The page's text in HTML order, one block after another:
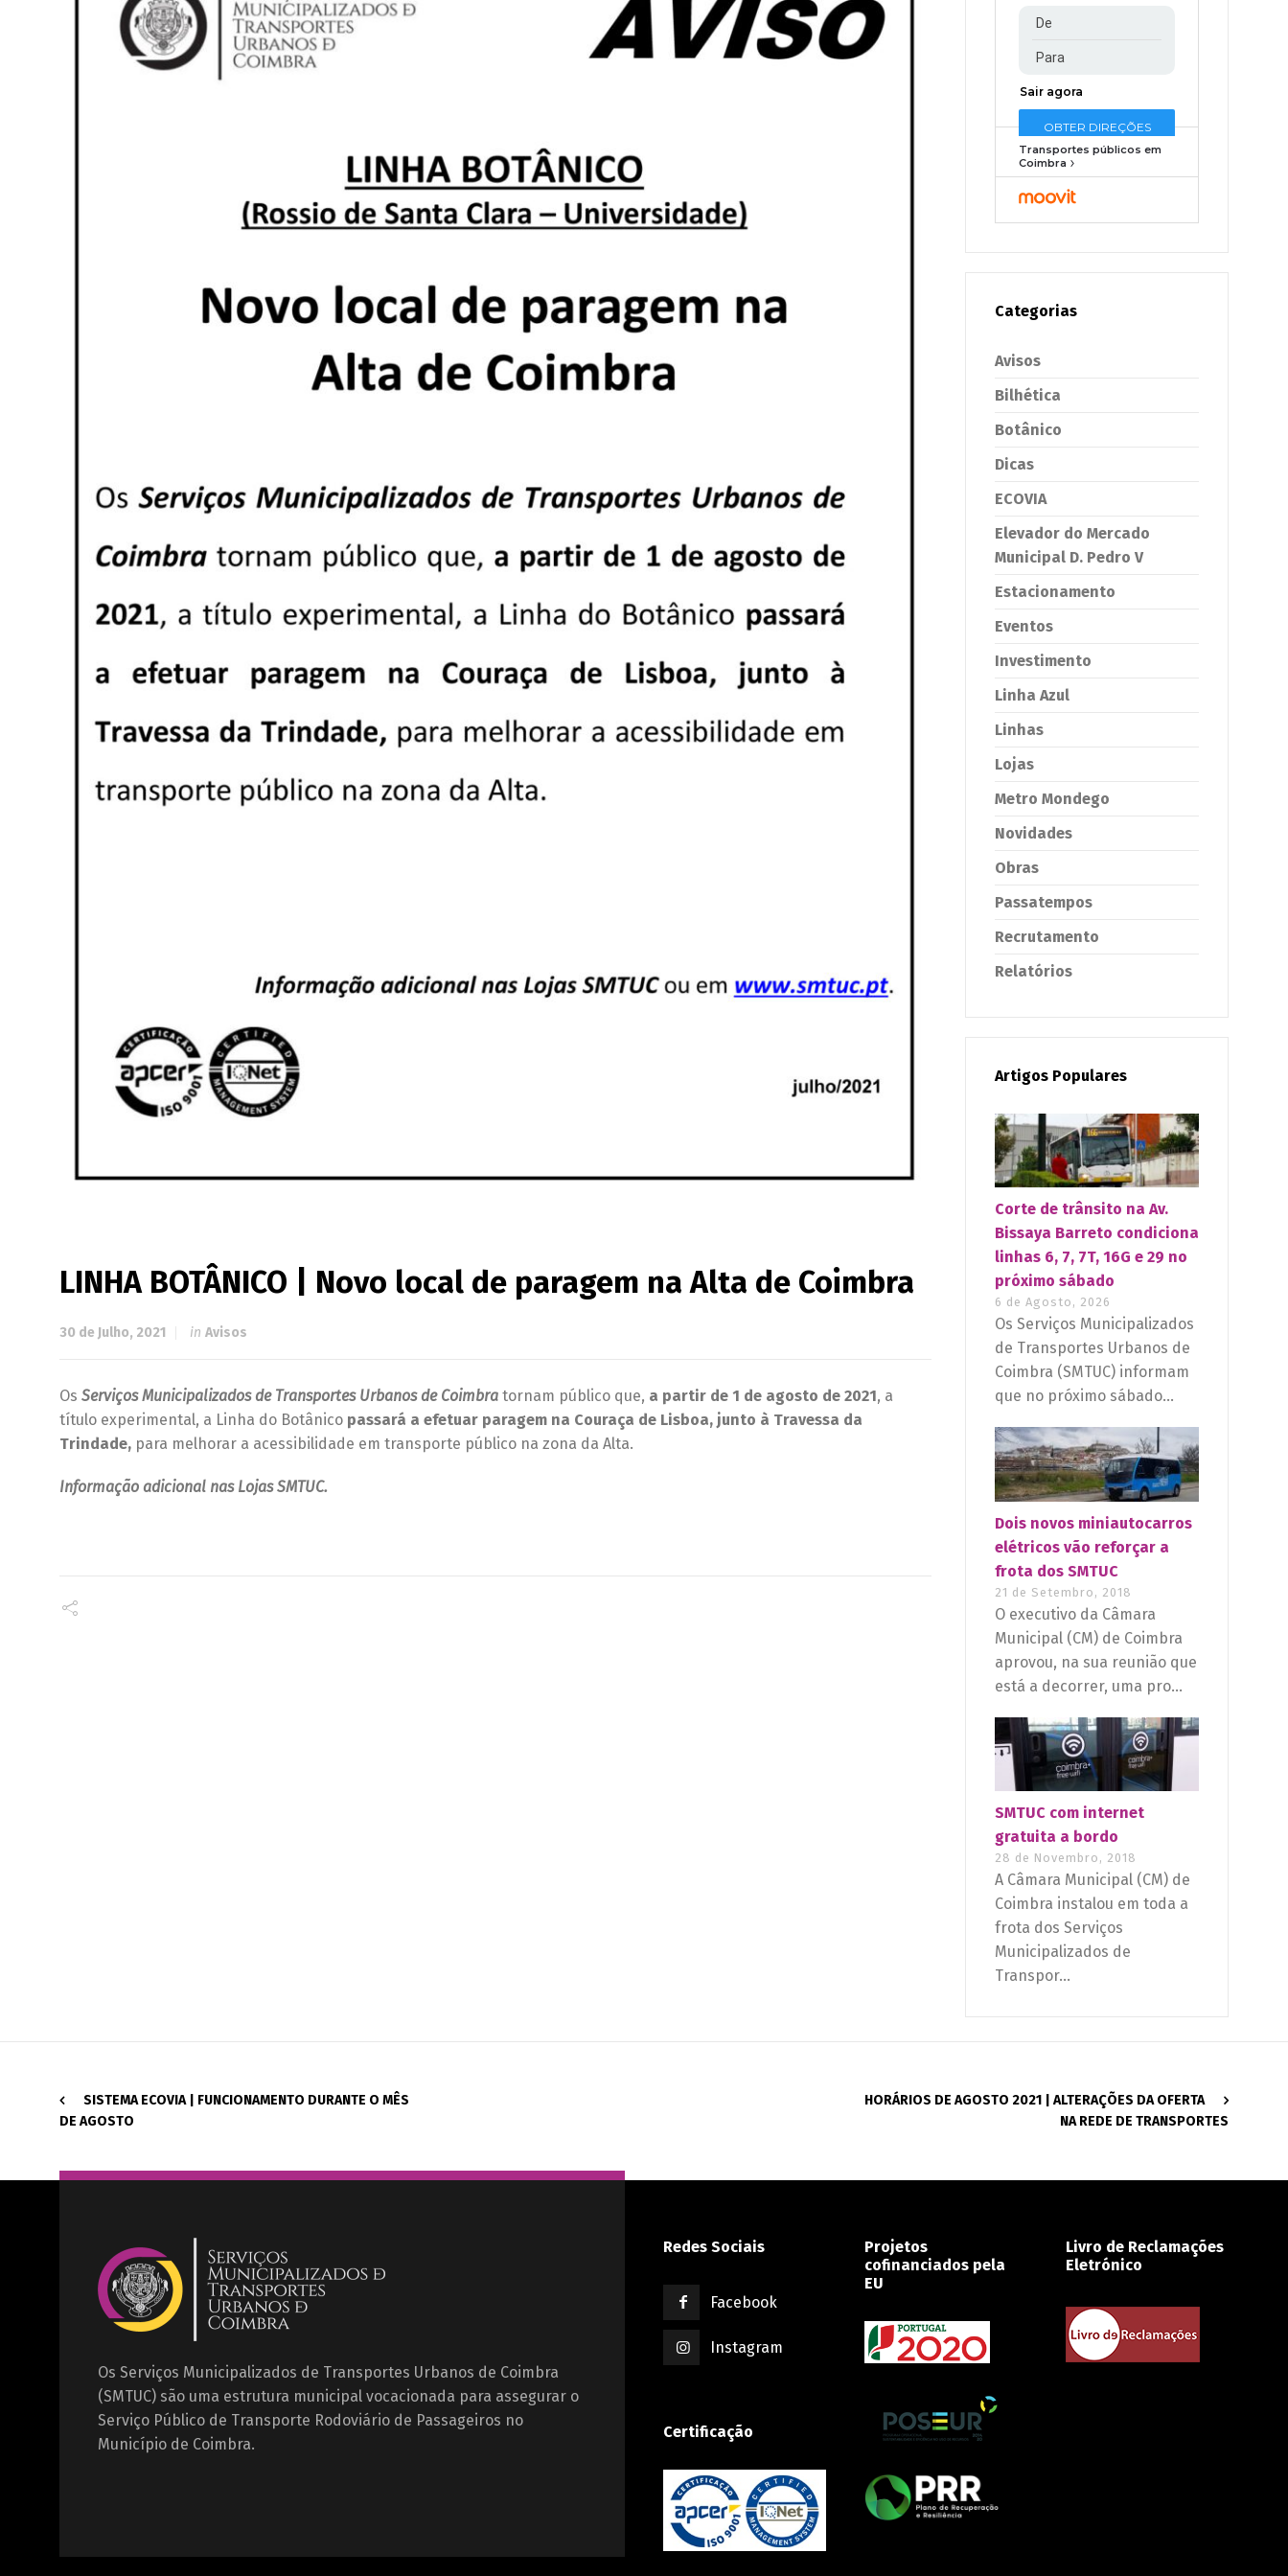
LINHA BOTÂNICO | Novo local de paragem na Alta de Coimbra
30 de Julho, 2021 in Avisos
Os Serviços Municipalizados de Transportes Urbanos de Coimbra tornam público que, a partir de 1 de agosto de 2021, a
título experimental, a Linha do Botânico passará a efetuar paragem na Couraça de Lisboa, junto à Travessa da
Trindade, para melhorar a acessibilidade em transporte público na zona da Alta.
Informação adicional nas Lojas SMTUC.
Transportes públicos em
Coimbra
Categorias
Avisos
Bilhética
Botânico
Dicas
ECOVIA
Elevador do Mercado
Municipal D. Pedro V
Estacionamento
Eventos
Investimento
Linha Azul
Linhas
Lojas
Metro Mondego
Novidades
Obras
Passatempos
Recrutamento
Relatórios
Artigos Populares
Corte de trânsito na Av.
Bissaya Barreto condiciona
linhas 6, 7, 7T, 16G e 29 no
próximo sábado
6 de Agosto, 2026
Os Serviços Municipalizados
de Transportes Urbanos de
Coimbra (SMTUC) informam
que no próximo sábado...
Dois novos miniautocarros
elétricos vão reforçar a
frota dos SMTUC
21 de Setembro, 2018
O executivo da Câmara
Municipal (CM) de Coimbra
aprovou, na sua reunião que
está a decorrer, uma pro...
SMTUC com internet
gratuita a bordo
28 de Novembro, 2018
A Câmara Municipal (CM) de
Coimbra instalou em toda a
frota dos Serviços
Municipalizados de
Transpor...
SISTEMA ECOVIA | FUNCIONAMENTO DURANTE O MÊS
DE AGOSTO
HORÁRIOS DE AGOSTO 2021 | ALTERAÇÕES DA OFERTA
NA REDE DE TRANSPORTES
Os Serviços Municipalizados de Transportes Urbanos de Coimbra
(SMTUC) são uma estrutura municipal vocacionada para assegurar o
Serviço Público de Transporte Rodoviário de Passageiros no
Município de Coimbra.
Redes Sociais
Facebook
Instagram
Certificação
Projetos
cofinanciados pela
EU
Livro de Reclamações
Eletrónico